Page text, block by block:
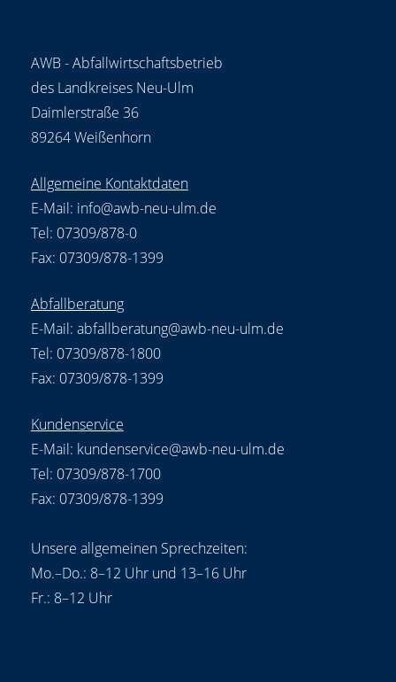
AWB - Abfallwirtschaftsbetrieb
des Landkreises Neu-Ulm
Daimlerstraße 36
89264 Weißenhorn
Allgemeine Kontaktdaten
E-Mail: info@awb-neu-ulm.de
Tel: 07309/878-0
Fax: 07309/878-1399
Abfallberatung
E-Mail: abfallberatung@awb-neu-ulm.de
Tel: 07309/878-1800
Fax: 07309/878-1399
Kundenservice
E-Mail: kundenservice@awb-neu-ulm.de
Tel: 07309/878-1700
Fax: 07309/878-1399
Unsere allgemeinen Sprechzeiten:
Mo.–Do.: 8–12 Uhr und 13–16 Uhr
Fr.: 8–12 Uhr